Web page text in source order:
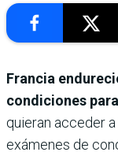
Francia
condiciones
quieran acceder
exámenes de